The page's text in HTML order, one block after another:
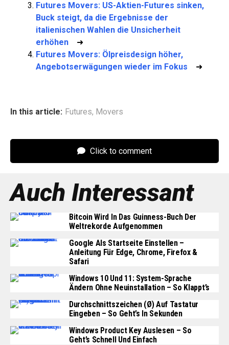
Futures Movers: US-Aktien-Futures sinken,
Buck steigt, da die Ergebnisse der
italienischen Wahlen die Unsicherheit
erhöhen ➜
Futures Movers: Ölpreisdesign höher,
Angebotserwägungen wieder im Fokus ➜
In this article: Futures, Movers
Click to comment
Auch Interessant
Bitcoin Wird In Das Guinness-Buch Der
Weltrekorde Aufgenommen
Google Als Startseite Einstellen –
Anleitung Für Edge, Chrome, Firefox &
Safari
Windows 10 Und 11: System-Sprache
Ändern Ohne Neuinstallation – So Klappt’s
Durchschnittszeichen (Ø) Auf Tastatur
Eingeben – So Geht’s In Sekunden
Windows Product Key Auslesen – So
Geht’s Schnell Und Einfach